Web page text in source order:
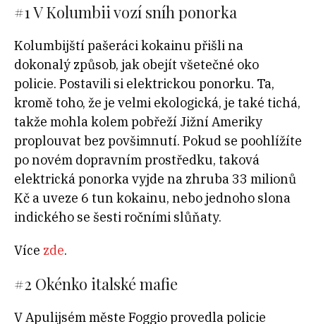
#1 V Kolumbii vozí sníh ponorka
Kolumbijští pašeráci kokainu přišli na
dokonalý způsob, jak obejít všetečné oko
policie. Postavili si elektrickou ponorku. Ta,
kromě toho, že je velmi ekologická, je také tichá,
takže mohla kolem pobřeží Jižní Ameriky
proplouvat bez povšimnutí. Pokud se poohlížíte
po novém dopravním prostředku, taková
elektrická ponorka vyjde na zhruba 33 milionů
Kč a uveze 6 tun kokainu, nebo jednoho slona
indického se šesti ročními slůňaty.
Více zde.
#2 Okénko italské mafie
V Apulijsém měste Foggio provedla policie